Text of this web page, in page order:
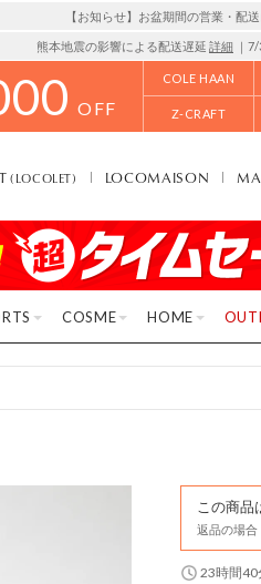
【お知らせ】お盆期間の営業・配
熊本地震の影響による配送遅延 詳細 ｜
OFF
COLE HAAN
Z-CRAFT
(LOCOLET) LOCOMAISON
COSME HOME
この商品
返品の場合
23時間40